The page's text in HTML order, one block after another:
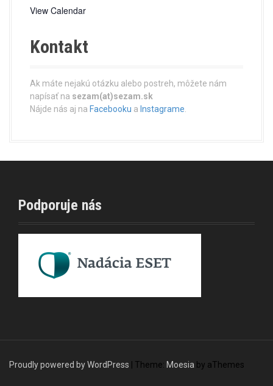
View Calendar
Kontakt
Ak máte nejakú otázku alebo postreh, môžete nám
napísať na sezam(at)sezam.sk
Nájde nás aj na Facebooku a Instagrame
Podporuje nás
Proudly powered by WordPress Theme: Moesia by aThemes